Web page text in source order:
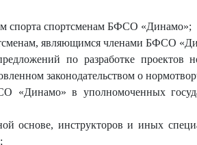
спорта спортсменам БФСО «Динамо»;
являющимся членами БФСО
по разработке проектов
законодательством о
«Динамо» в уполномоченных
основе, инструкторов и иных